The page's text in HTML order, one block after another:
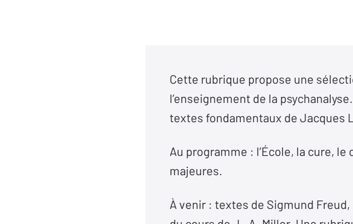
Cette rubrique propose une
l’enseignement de la
textes fondamentaux de Jacques
Au programme : l’École, la cure,
majeures.
À venir : textes de Sigmund